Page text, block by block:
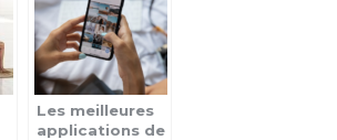
Les meilleures
applications de